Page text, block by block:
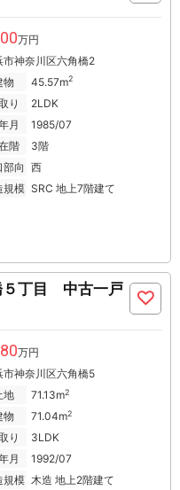
万円
市神奈川区六角橋2
物
45.57m2
り
2LDK
月
1985/07
階
3階
部向 西
規模 SRC 地上7階建て
５丁目 中古一戸
万円
市神奈川区六角橋5
地
71.13m2
物 71.04m2
り
3LDK
月
1992/07
規模 木造 地上2階建て